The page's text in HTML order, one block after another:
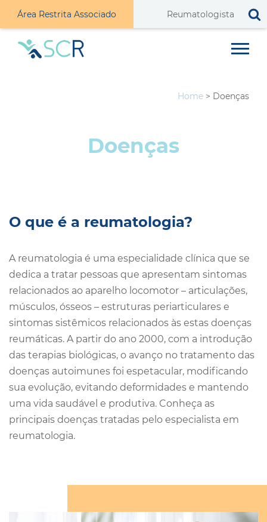
Área Restrita Associado
Home > Doenças
Doenças
O que é a reumatologia?
A reumatologia é uma especialidade clínica que se
dedica a tratar pessoas que apresentam sintomas
relacionados ao aparelho locomotor – articulações,
músculos, ósseos – estruturas periarticulares e
sintomas sistêmicos relacionados às estas doenças
reumáticas. A partir do ano 2000, com a introdução
das terapias biológicas, o avanço no tratamento das
doenças autoimunes foi espetacular, modificando
sua evolução, evitando deformidades e mantendo
uma vida saudável e produtiva. Conheça as
principais doenças tratadas pelo especialista em
reumatologia.